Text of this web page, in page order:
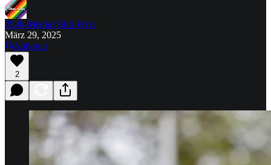
3540-Media | Süd-West
März 29, 2025
Anhören
2